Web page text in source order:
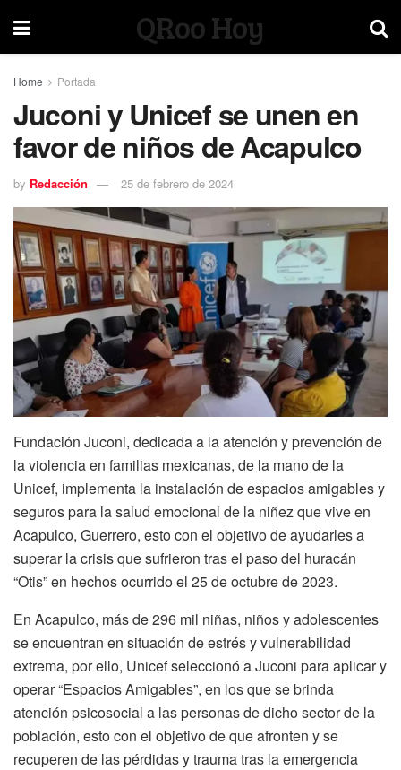
QRoo Hoy
Home Portada
Juconi y Unicef se unen en
favor de niños de Acapulco
by Redacción 25 de febrero de 2024
Fundación Juconi, dedicada a la atención y prevención de
la violencia en familias mexicanas, de la mano de la
Unicef, implementa la instalación de espacios amigables y
seguros para la salud emocional de la niñez que vive en
Acapulco, Guerrero, esto con el objetivo de ayudarles a
superar la crisis que sufrieron tras el paso del huracán
“Otis” en hechos ocurrido el 25 de octubre de 2023.
En Acapulco, más de 296 mil niñas, niños y adolescentes
se encuentran en situación de estrés y vulnerabilidad
extrema, por ello, Unicef seleccionó a Juconi para aplicar y
operar “Espacios Amigables”, en los que se brinda
atención psicosocial a las personas de dicho sector de la
población, esto con el objetivo de que afronten y se
recuperen de las pérdidas y trauma tras la emergencia